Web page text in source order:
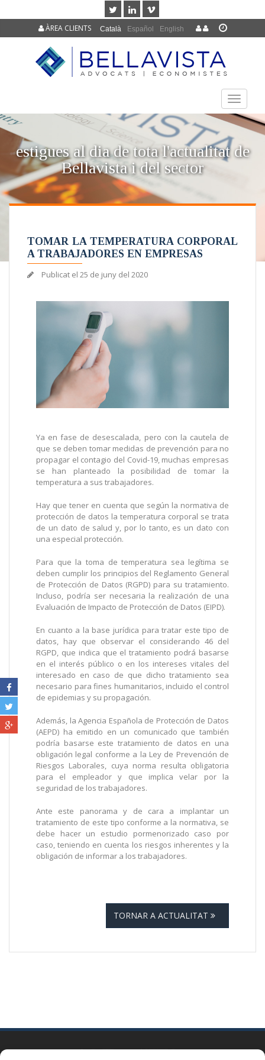
Català Español English
ÀREA CLIENTS
TOGGLE
estigues al dia de tota l'actualitat de
Bellavista i del sector
TOMAR LA TEMPERATURA CORPORAL
A TRABAJADORES EN EMPRESAS
Publicat el 25 de juny del 2020
Ya en fase de desescalada, pero con la cautela de
que se deben tomar medidas de prevención para no
propagar el contagio del Covid-19, muchas empresas
se han planteado la posibilidad de tomar la
temperatura a sus trabajadores.
Hay que tener en cuenta que según la normativa de
protección de datos la temperatura corporal se trata
de un dato de salud y, por lo tanto, es un dato con
una especial protección.
Para que la toma de temperatura sea legítima se
deben cumplir los principios del Reglamento General
de Protección de Datos (RGPD) para su tratamiento.
Incluso, podría ser necesaria la realización de una
Evaluación de Impacto de Protección de Datos (EIPD).
En cuanto a la base jurídica para tratar este tipo de
datos, hay que observar el considerando 46 del
RGPD, que indica que el tratamiento podrá basarse
en el interés público o en los intereses vitales del
interesado en caso de que dicho tratamiento sea
necesario para fines humanitarios, incluido el control
de epidemias y su propagación.
Además, la Agencia Española de Protección de Datos
(AEPD) ha emitido en un comunicado que también
podría basarse este tratamiento de datos en una
obligación legal conforme a la Ley de Prevención de
Riesgos Laborales, cuya norma resulta obligatoria
para el empleador y que implica velar por la
seguridad de los trabajadores.
Ante este panorama y de cara a implantar un
tratamiento de este tipo conforme a la normativa, se
debe hacer un estudio pormenorizado caso por
caso, teniendo en cuenta los riesgos inherentes y la
obligación de informar a los trabajadores.
TORNAR A ACTUALITAT